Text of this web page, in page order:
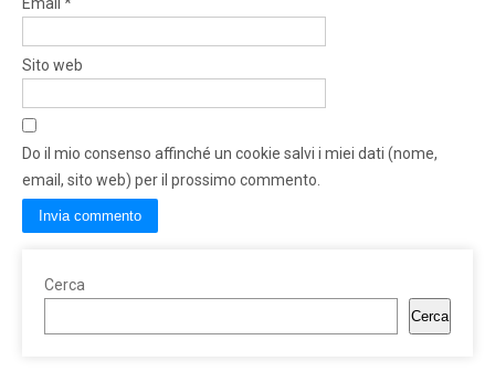
Sito web
Do il mio consenso affinché un cookie salvi i miei dati (nome,
email, sito web) per il prossimo commento.
Cerca
Cerca